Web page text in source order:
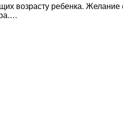
возрасту ребенка. Желание